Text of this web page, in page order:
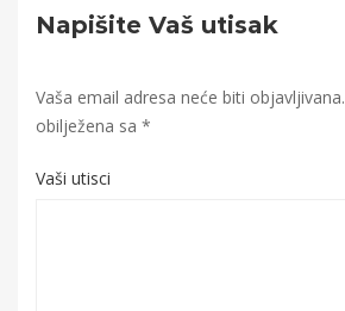
Napišite Vaš utisak
Vaša email adresa neće biti objavljivana.
obilježena sa *
Vaši utisci